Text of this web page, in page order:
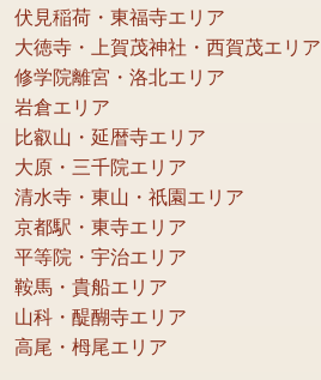
伏見稲荷・東福寺エリア
大徳寺・上賀茂神社・西賀茂エリア
修学院離宮・洛北エリア
岩倉エリア
比叡山・延暦寺エリア
大原・三千院エリア
清水寺・東山・祇園エリア
京都駅・東寺エリア
平等院・宇治エリア
鞍馬・貴船エリア
山科・醍醐寺エリア
高尾・栂尾エリア